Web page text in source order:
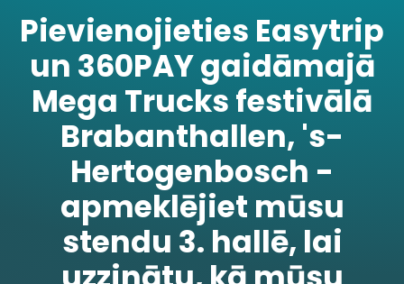
Pievienojieties Easytrip
un 360PAY gaidāmajā
Mega Trucks festivālā
Brabanthallen, 's-
Hertogenbosch -
apmeklējiet mūsu
stendu 3. hallē, lai
uzzinātu, kā mūsu